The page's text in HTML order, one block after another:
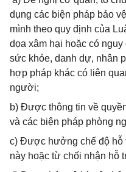
dụng các biện pháp bảo
mình theo quy định của
dọa xâm hại hoặc có
sức khỏe, danh dự, nhân
hợp pháp khác có liên
người;
b) Được thông tin về
và các biện pháp phòng
c) Được hưởng chế độ hỗ
này hoặc từ chối nhận hỗ